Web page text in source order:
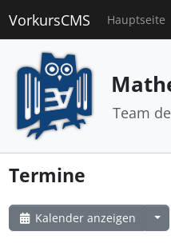
VorkursCMS Hauptseite
Team
Termine
Kalender anzeigen